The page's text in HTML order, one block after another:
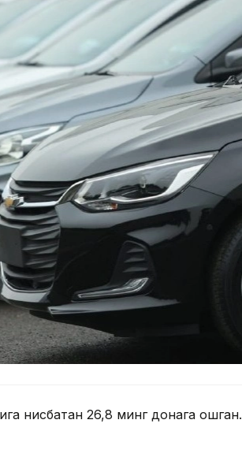
нисбатан 26,8 минг донага ошган.